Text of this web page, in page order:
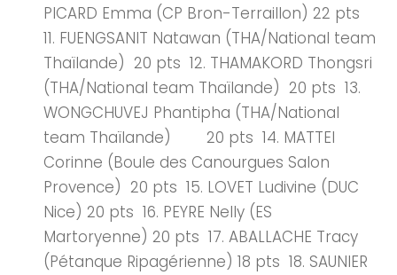
PICARD Emma (CP Bron-Terraillon) 22 pts
11. FUENGSANIT Natawan (THA/National team
Thaïlande) 20 pts 12. THAMAKORD Thongsri
(THA/National team Thaïlande) 20 pts 13.
WONGCHUVEJ Phantipha (THA/National
team Thaïlande) 20 pts 14. MATTEI
Corinne (Boule des Canourgues Salon
Provence) 20 pts 15. LOVET Ludivine (DUC
Nice) 20 pts 16. PEYRE Nelly (ES
Martoryenne) 20 pts 17. ABALLACHE Tracy
(Pétanque Ripagérienne) 18 pts 18. SAUNIER